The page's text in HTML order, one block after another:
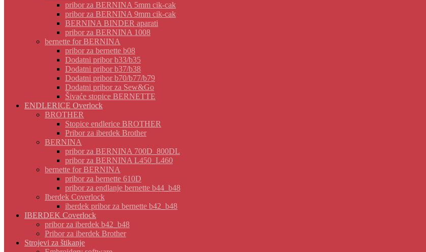
pribor za BERNINA 5mm cik-cak
pribor za BERNINA 9mm cik-cak
BERNINA BINDER aparati
pribor za BERNINA 1008
bernette for BERNINA
pribor za bernette b08
Dodatni pribor b33/b35
Dodatni pribor b37/b38
Dodatni pribor b70/b77/b79
Dodatni pribor za Sew&Go
Šivaće stopice BERNETTE
ENDLERICE Overlock
BROTHER
Stopice endlerice BROTHER
Pribor za iberdek Brother
BERNINA
pribor za BERNINA 700D_800DL
pribor za BERNINA L450_L460
bernette for BERNINA
pribor za bernette 610D
pribor za endlanje bernette b44_b48
Iberdek Coverlock
iberdek pribor za bernette b42_b48
IBERDEK Coverlock
pribor za iberdek b42_b48
Pribor za iberdek Brother
Strojevi za štikanje